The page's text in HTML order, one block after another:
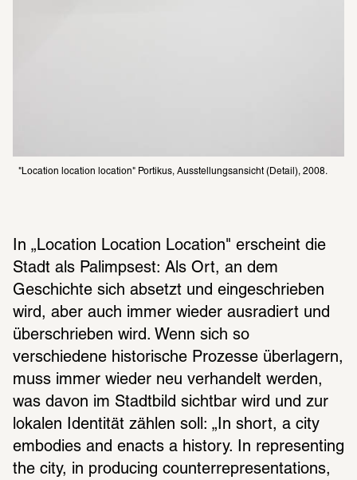
"Location location location" Portikus, Ausstellungsansicht (Detail), 2008.
In „Location Location Location" erscheint die
Stadt als Palimpsest: Als Ort, an dem
Geschichte sich absetzt und eingeschrieben
wird, aber auch immer wieder ausradiert und
überschrieben wird. Wenn sich so
verschiedene historische Prozesse überlagern,
muss immer wieder neu verhandelt werden,
was davon im Stadtbild sichtbar wird und zur
lokalen Identität zählen soll: „In short, a city
embodies and enacts a history. In representing
the city, in producing counterrepresentations,